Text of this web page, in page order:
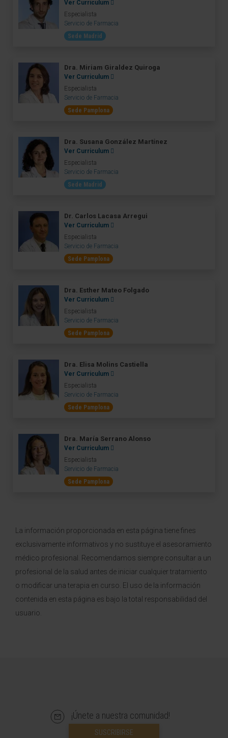
Ver Curriculum
Especialista
Servicio de Farmacia
Sede Madrid
Dra. Miriam Giraldez Quiroga
Ver Curriculum
Especialista
Servicio de Farmacia
Sede Pamplona
Dra. Susana González Martínez
Ver Curriculum
Especialista
Servicio de Farmacia
Sede Madrid
Dr. Carlos Lacasa Arregui
Ver Curriculum
Especialista
Servicio de Farmacia
Sede Pamplona
Dra. Esther Mateo Folgado
Ver Curriculum
Especialista
Servicio de Farmacia
Sede Pamplona
Dra. Elisa Molins Castiella
Ver Curriculum
Especialista
Servicio de Farmacia
Sede Pamplona
Dra. María Serrano Alonso
Ver Curriculum
Especialista
Servicio de Farmacia
Sede Pamplona
La información proporcionada en esta página tiene fines
exclusivamente informativos y no sustituye el asesoramiento
médico profesional. Recomendamos siempre consultar a un
profesional de la salud antes de iniciar cualquier tratamiento
o modificar una terapia en curso. El uso de la información
contenida en esta página es bajo la total responsabilidad del
usuario.
¡Únete a nuestra comunidad!
SUSCRIBIRSE